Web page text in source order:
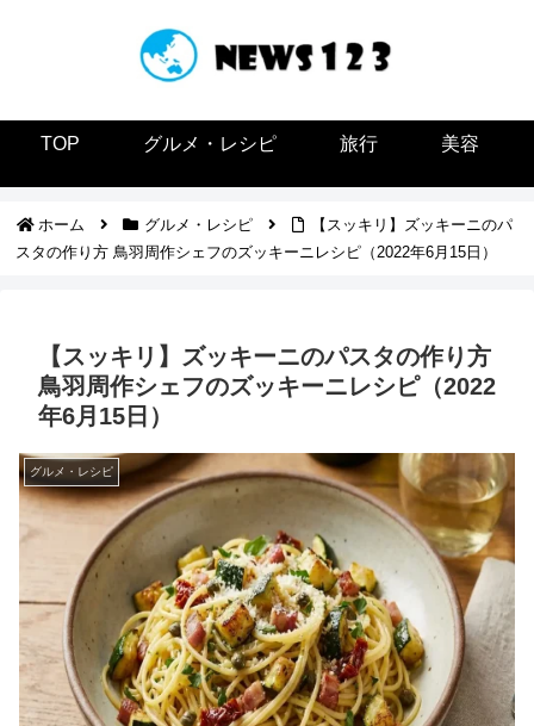
TOP グルメ・レシピ 旅行 美容
ホーム グルメ・レシピ
【スッキリ】ズッキーニのパ
スタの作り方 鳥羽周作シェフのズッキーニレシピ（2022年6月15日）
【スッキリ】ズッキーニのパスタの作り方
鳥羽周作シェフのズッキーニレシピ（2022
年6月15日）
グルメ・レシピ